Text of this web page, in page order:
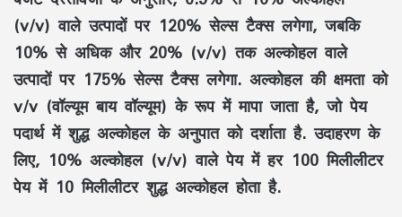
(v/v) वाले उत्पादों पर 120% सेल्स टैक्स लगेगा, जबकि
10% से अधिक और 20% (v/v) तक अल्कोहल वाले
उत्पादों पर 175% सेल्स टैक्स लगेगा. अल्कोहल की क्षमता को
v/v (वॉल्यूम बाय वॉल्यूम) के रूप में मापा जाता है, जो पेय
पदार्थ में शुद्ध अल्कोहल के अनुपात को दर्शाता है. उदाहरण के
लिए, 10% अल्कोहल (v/v) वाले पेय में हर 100 मिलीलीटर
पेय में 10 मिलीलीटर शुद्ध अल्कोहल होता है.